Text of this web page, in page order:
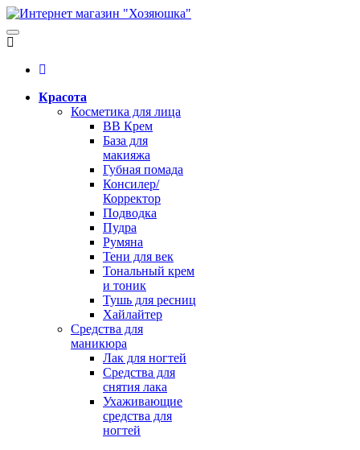
Красота
Косметика для лица
BB Крем
База для
макияжа
Губная помада
Консилер/
Корректор
Подводка
Пудра
Румяна
Тени для век
Тональный крем
и тоник
Тушь для ресниц
Хайлайтер
Средства для
маникюра
Лак для ногтей
Средства для
снятия лака
Ухаживающие
средства для
ногтей